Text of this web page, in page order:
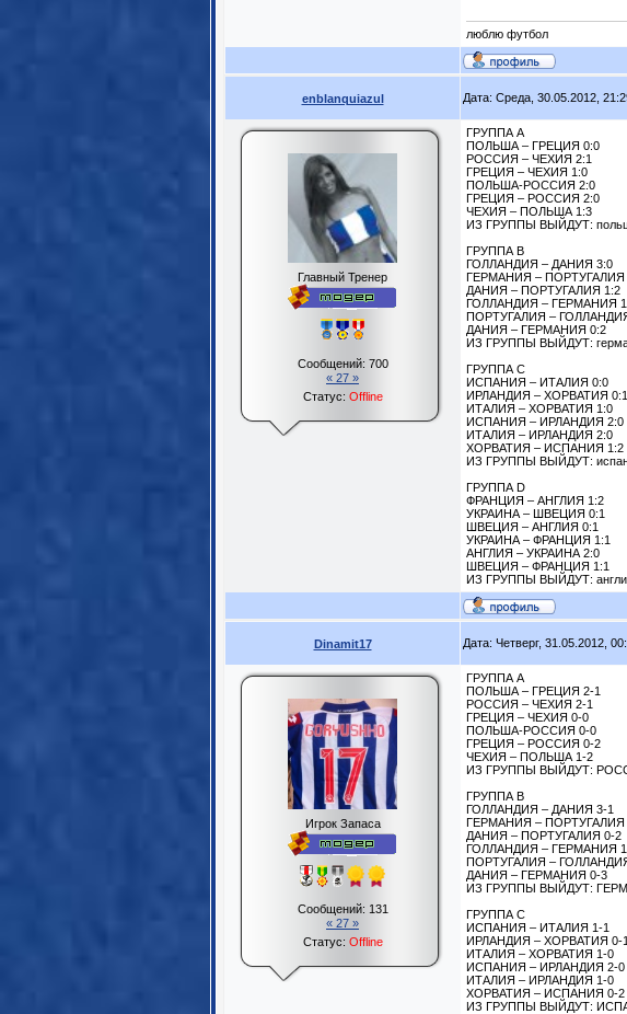
люблю футбол
enblanquiazul Дата: Среда, 30.05.2012,
Главный Тренер
Сообщений: 700
« 27 »
Статус: Offline
ГРУППА А
ПОЛЬША – ГРЕЦИЯ 0:0
РОССИЯ – ЧЕХИЯ 2:1
ГРЕЦИЯ – ЧЕХИЯ 1:0
ПОЛЬША-РОССИЯ 2:0
ГРЕЦИЯ – РОССИЯ 2:0
ЧЕХИЯ – ПОЛЬША 1:3
ИЗ ГРУППЫ ВЫЙДУТ:
ГРУППА B
ГОЛЛАНДИЯ – ДАНИЯ 3:0
ГЕРМАНИЯ – ПОРТУГАЛИЯ
ДАНИЯ – ПОРТУГАЛИЯ 1:2
ГОЛЛАНДИЯ – ГЕРМАНИЯ
ПОРТУГАЛИЯ –
ДАНИЯ – ГЕРМАНИЯ 0:2
ИЗ ГРУППЫ ВЫЙДУТ:
ГРУППА С
ИСПАНИЯ – ИТАЛИЯ 0:0
ИРЛАНДИЯ – ХОРВАТИЯ 0:1
ИТАЛИЯ – ХОРВАТИЯ 1:0
ИСПАНИЯ – ИРЛАНДИЯ 2:0
ИТАЛИЯ – ИРЛАНДИЯ 2:0
ХОРВАТИЯ – ИСПАНИЯ 1:2
ИЗ ГРУППЫ ВЫЙДУТ:
ГРУППА D
ФРАНЦИЯ – АНГЛИЯ 1:2
УКРАИНА – ШВЕЦИЯ 0:1
ШВЕЦИЯ – АНГЛИЯ 0:1
УКРАИНА – ФРАНЦИЯ 1:1
АНГЛИЯ – УКРАИНА 2:0
ШВЕЦИЯ – ФРАНЦИЯ 1:1
ИЗ ГРУППЫ ВЫЙДУТ:
Dinamit17 Дата: Четверг, 31.05.2012,
Игрок Запаса
Сообщений: 131
« 27 »
Статус: Offline
ГРУППА А
ПОЛЬША – ГРЕЦИЯ 2-1
РОССИЯ – ЧЕХИЯ 2-1
ГРЕЦИЯ – ЧЕХИЯ 0-0
ПОЛЬША-РОССИЯ 0-0
ГРЕЦИЯ – РОССИЯ 0-2
ЧЕХИЯ – ПОЛЬША 1-2
ИЗ ГРУППЫ ВЫЙДУТ:
ГРУППА B
ГОЛЛАНДИЯ – ДАНИЯ 3-1
ГЕРМАНИЯ – ПОРТУГАЛИЯ
ДАНИЯ – ПОРТУГАЛИЯ 0-2
ГОЛЛАНДИЯ – ГЕРМАНИЯ
ПОРТУГАЛИЯ –
ДАНИЯ – ГЕРМАНИЯ 0-3
ИЗ ГРУППЫ ВЫЙДУТ:
ГРУППА С
ИСПАНИЯ – ИТАЛИЯ 1-1
ИРЛАНДИЯ – ХОРВАТИЯ 0-1
ИТАЛИЯ – ХОРВАТИЯ 1-0
ИСПАНИЯ – ИРЛАНДИЯ 2-0
ИТАЛИЯ – ИРЛАНДИЯ 1-0
ХОРВАТИЯ – ИСПАНИЯ 0-2
ИЗ ГРУППЫ ВЫЙДУТ: